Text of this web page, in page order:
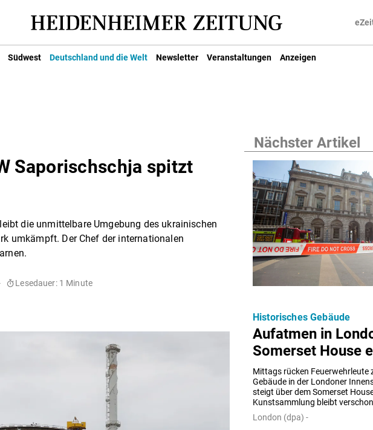
Südwest Deutschland und die Welt Newsletter Veranstaltungen Anzeigen
Saporischschja spitzt
die unmittelbare Umgebung des ukrainischen
umkämpft. Der Chef der internationalen
Lesedauer: 1 Minute
Nächster Artikel
Aufatmen in
Somerset House
Mittags rücken Feuerwehrleute
Gebäude in der Londoner
steigt über dem Somerset
Kunstsammlung bleibt
Historisches Gebäude
London (dpa) -